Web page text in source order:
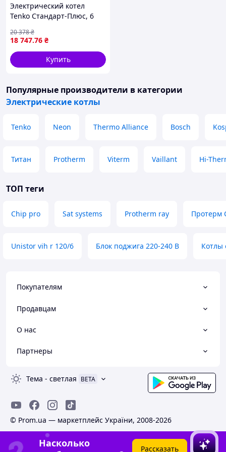
Электрический котел
Tenko Стандарт-Плюс, 6
насосом
18 747.76 ₴
20 378₴
Купить
Популярные производители в категории
Электрические котлы
Tenko Neon Thermo Alliance Bosch
Титан Protherm Viterm Vaillant Hi-
ТОП теги
Chip pro Sat systems Protherm ray Протерм
Unistor vih r 120/6 Блок поджига 220-240 В Котлы
Покупателям
Продавцам
О нас
Партнеры
Тема - светлая BETA
© Prom.ua — маркетплейс України, 2008-2026
Насколько
Рассказать